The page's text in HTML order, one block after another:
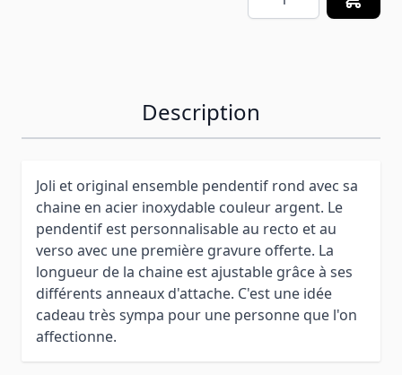
Description
Joli et original ensemble pendentif rond avec sa
chaine en acier inoxydable couleur argent. Le
pendentif est personnalisable au recto et au
verso avec une première gravure offerte. La
longueur de la chaine est ajustable grâce à ses
différents anneaux d'attache. C'est une idée
cadeau très sympa pour une personne que l'on
affectionne.